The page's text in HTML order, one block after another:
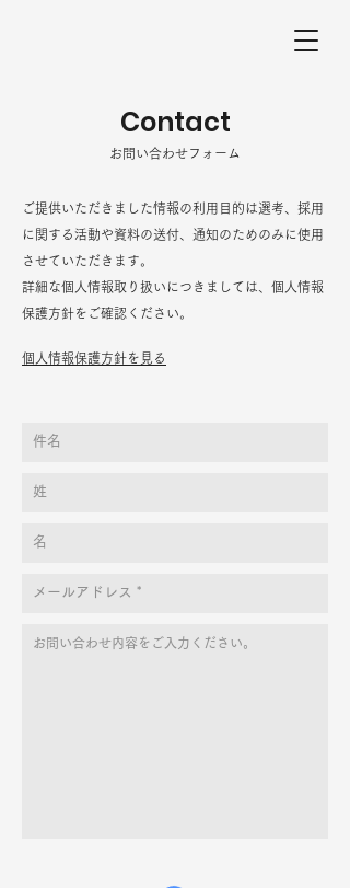
Contact
​​お問い合わせフォーム
ご提供いただきました情報の利用目的は選考、採用
に関する活動や資料の送付、通知のためのみに使用
させていただきます。
詳細な個人情報取り扱いにつきましては、個人情報
保護方針をご確認ください。
個人情報保護方針を見る